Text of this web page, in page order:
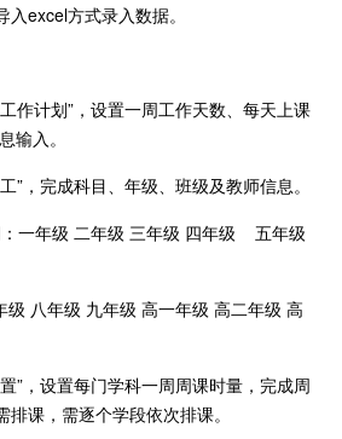
excel方式录入数据。
计划”，设置一周工作天数、每天上课
输入。
，完成科目、年级、班级及教师信息。
一年级 二年级 三年级 四年级 五年级
九年级 高一年级 高二年级 高
，设置每门学科一周周课时量，完成周
课，需逐个学段依次排课。